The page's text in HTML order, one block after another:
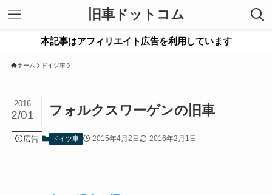
旧車ドットコム
本記事はアフィリエイト広告を利用しています
ホーム ドイツ車
フォルクスワーゲンの旧車
2016
2/01
広告 ドイツ車 2015年4月2日 2016年2月1日